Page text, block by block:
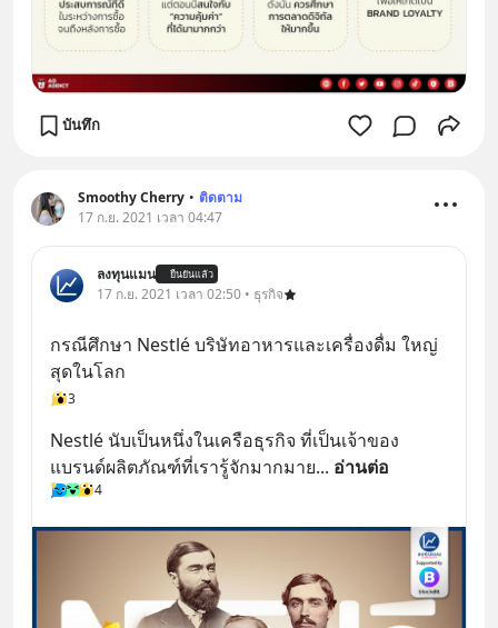
บันทึก
Smoothy Cherry • ติดตาม
17 ก.ย. 2021 เวลา 04:47
ลงทุนแมน ยืนยันแล้ว
17 ก.ย. 2021 เวลา 02:50 • ธุรกิจ
กรณีศึกษา Nestlé บริษัทอาหารและเครื่องดื่ม ใหญ่
สุดในโลก
3
Nestlé นับเป็นหนึ่งในเครือธุรกิจ ที่เป็นเจ้าของ
แบรนด์ผลิตภัณฑ์ที่เรารู้จักมากมาย... อ่านต่อ
4